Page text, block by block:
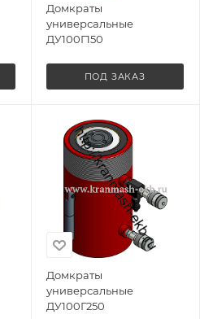
Домкраты
универсальные
ДУ100Г150
ПОД ЗАКАЗ
Домкраты
универсальные
ДУ100Г250